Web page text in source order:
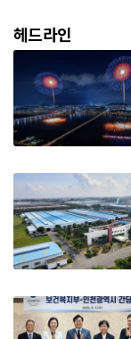
헤드라인